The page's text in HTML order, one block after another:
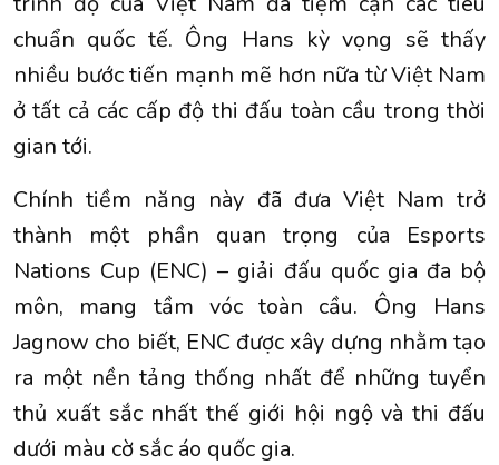
chuẩn quốc tế. Ông Hans kỳ vọng sẽ thấy
nhiều bước tiến mạnh mẽ hơn nữa từ Việt Nam
ở tất cả các cấp độ thi đấu toàn cầu trong thời
gian tới.
Chính tiềm năng này đã đưa Việt Nam trở
thành một phần quan trọng của Esports
Nations Cup (ENC) – giải đấu quốc gia đa bộ
môn, mang tầm vóc toàn cầu. Ông Hans
Jagnow cho biết, ENC được xây dựng nhằm tạo
ra một nền tảng thống nhất để những tuyển
thủ xuất sắc nhất thế giới hội ngộ và thi đấu
dưới màu cờ sắc áo quốc gia.